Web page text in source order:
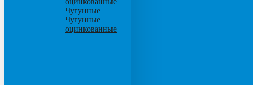
Чугунные
Чугунные
оцинкованные